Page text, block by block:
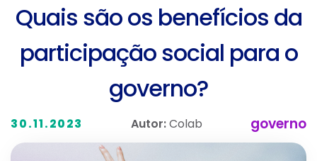
Quais são os benefícios da
participação social para o
governo?
30.11.2023 Autor:Colab governo